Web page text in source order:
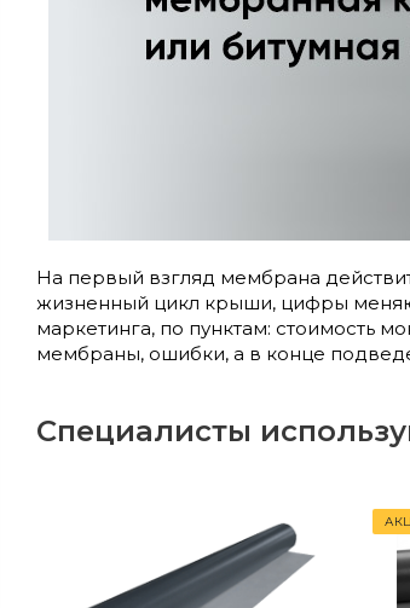
На первый взгляд мембрана
жизненный цикл крыши, цифры
маркетинга, по пунктам: стоимость
мембраны, ошибки, а в конце
Специалисты